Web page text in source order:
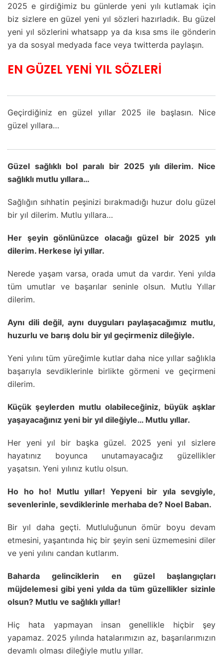
2025 e girdiğimiz bu günlerde yeni yılı kutlamak için
biz sizlere en güzel yeni yıl sözleri hazırladık. Bu güzel
yeni yıl sözlerini whatsapp ya da kısa sms ile gönderin
ya da sosyal medyada face veya twitterda paylaşın.
EN GÜZEL YENİ YIL SÖZLERİ
Geçirdiğiniz en güzel yıllar 2025 ile başlasın. Nice
güzel yıllara…
Güzel sağlıklı bol paralı bir 2025 yılı dilerim. Nice
sağlıklı mutlu yıllara…
Sağlığın sıhhatin peşinizi bırakmadığı huzur dolu güzel
bir yıl dilerim. Mutlu yıllara…
Her şeyin gönlünüzce olacağı güzel bir 2025 yılı
dilerim. Herkese iyi yıllar.
Nerede yaşam varsa, orada umut da vardır. Yeni yılda
tüm umutlar ve başarılar seninle olsun. Mutlu Yıllar
dilerim.
Aynı dili değil, aynı duyguları paylaşacağımız mutlu,
huzurlu ve barış dolu bir yıl geçirmeniz dileğiyle.
Yeni yılını tüm yüreğimle kutlar daha nice yıllar sağlıkla
başarıyla sevdiklerinle birlikte görmeni ve geçirmeni
dilerim.
Küçük şeylerden mutlu olabileceğiniz, büyük aşklar
yaşayacağınız yeni bir yıl dileğiyle… Mutlu yıllar.
Her yeni yıl bir başka güzel. 2025 yeni yıl sizlere
hayatınız boyunca unutamayacağız güzellikler
yaşatsın. Yeni yılınız kutlu olsun.
Ho ho ho! Mutlu yıllar! Yepyeni bir yıla sevgiyle,
sevenlerinle, sevdiklerinle merhaba de? Noel Baban.
Bir yıl daha geçti. Mutluluğunun ömür boyu devam
etmesini, yaşantında hiç bir şeyin seni üzmemesini diler
ve yeni yılını candan kutlarım.
Baharda gelinciklerin en güzel başlangıçları
müjdelemesi gibi yeni yılda da tüm güzellikler sizinle
olsun? Mutlu ve sağlıklı yıllar!
Hiç hata yapmayan insan genellikle hiçbir şey
yapamaz. 2025 yılında hatalarımızın az, başarılarımızın
devamlı olması dileğiyle mutlu yıllar.